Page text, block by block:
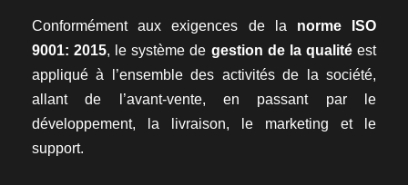
Conformément aux exigences de la norme ISO
9001: 2015, le système de gestion de la qualitéest
appliqué à l’ensemble des activités de la société,
allant de l’avant-vente, en passant par le
développement, la livraison, le marketing et le
support.